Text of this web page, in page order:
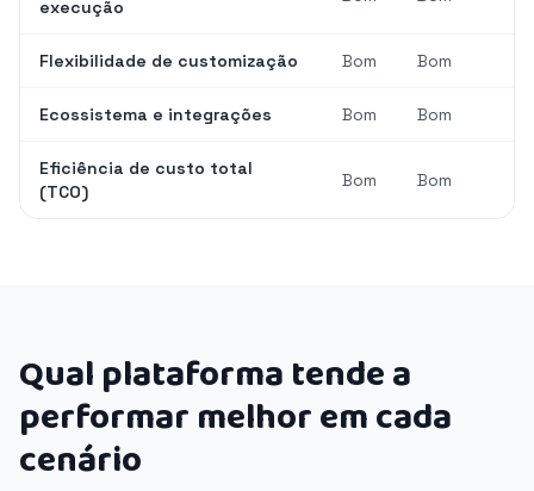
execução
Flexibilidade de customização Bom Bom
Ecossistema e integrações Bom Bom
Eficiência de custo total
(TCO)
Bom Bom
Qual plataforma tende a
performar melhor em cada
cenário